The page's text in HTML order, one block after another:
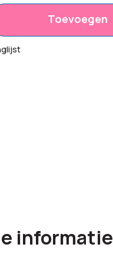
Toevoegen
informatie